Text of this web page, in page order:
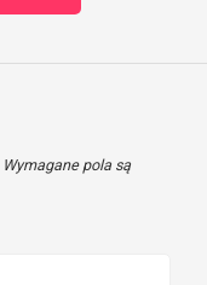
Wymagane pola są